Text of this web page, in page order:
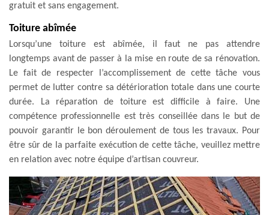
gratuit et sans engagement.
Toiture abîmée
Lorsqu’une toiture est abîmée, il faut ne pas attendre
longtemps avant de passer à la mise en route de sa rénovation.
Le fait de respecter l’accomplissement de cette tâche vous
permet de lutter contre sa détérioration totale dans une courte
durée. La réparation de toiture est difficile à faire. Une
compétence professionnelle est très conseillée dans le but de
pouvoir garantir le bon déroulement de tous les travaux. Pour
être sûr de la parfaite exécution de cette tâche, veuillez mettre
en relation avec notre équipe d’artisan couvreur.